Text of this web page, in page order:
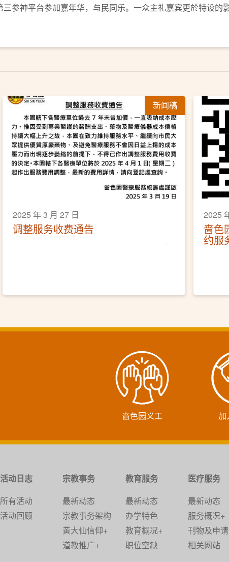
神平台参加嘉年华，与民同乐。一众主礼嘉宾更於特设的
新闻稿
2025 年 3 月 27 日
调整服务收费通告
2025
啬色
约服
啬色园义工 加
活动日志
所有活动
活动回顾
宗教事务
最新动态
宗教事务架构
黄大仙信仰+
道教推广+
教育服务
最新动态
办学特色
教育概况+
职位空缺
医疗服务
最新动态
服务概况+
刊物及申
相关网站